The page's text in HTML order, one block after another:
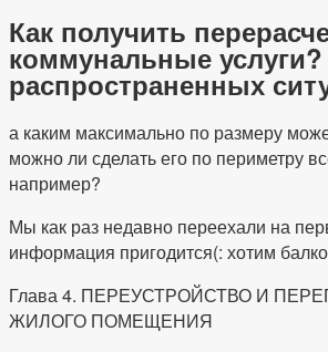
Как получить
коммунальные
распространенных
а каким максимально по размеру
можно ли сделать его по периметру
например?
Мы как раз недавно переехали на
информация пригодится(: хотим
Глава 4. ПЕРЕУСТРОЙСТВО И
ЖИЛОГО ПОМЕЩЕНИЯ